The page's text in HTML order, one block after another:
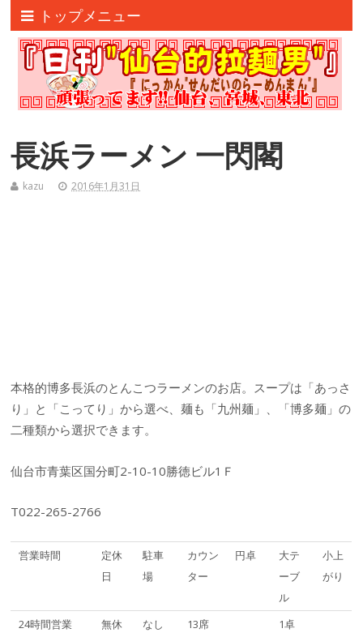
トップメニュー
長浜ラーメン 一閃閣
kazu 2016年1月31日
本格的博多長浜のとんこつラーメンのお店。スープは「あっさ
り」と「こってり」から選べ、麺も「九州麺」、「博多麺」の
二種類から選択できます。
仙台市青葉区国分町2-10-10勝徳ビル1Ｆ
T022-265-2766
営業時間
定休
日
駐車
場
カウン
ター
円卓
大テ
ーブ
ル
小上
がり
24時間営業 無休 なし 13席 1卓